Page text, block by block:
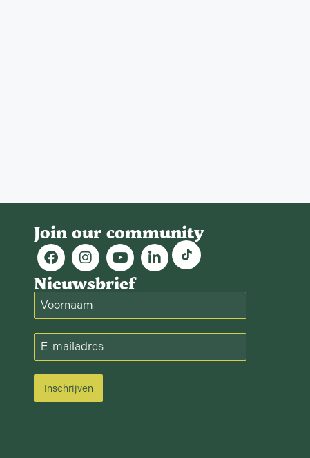
Join our community
Nieuwsbrief
Inschrijven